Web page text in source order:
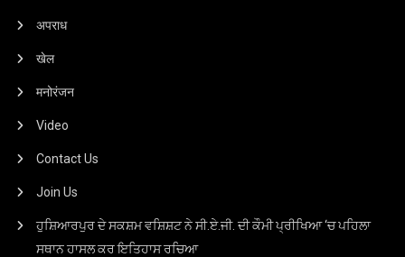
अपराध
खेल
मनोरंजन
Video
Contact Us
Join Us
ਹੁਸ਼ਿਆਰਪੁਰ ਦੇ ਸਕਸ਼ਮ ਵਸ਼ਿਸ਼ਟ ਨੇ ਸੀ.ਏ.ਜੀ. ਦੀ ਕੌਮੀ ਪ੍ਰੀਖਿਆ ‘ਚ ਪਹਿਲਾ
ਸਥਾਨ ਹਾਸਲ ਕਰ ਇਤਿਹਾਸ ਰਚਿਆ